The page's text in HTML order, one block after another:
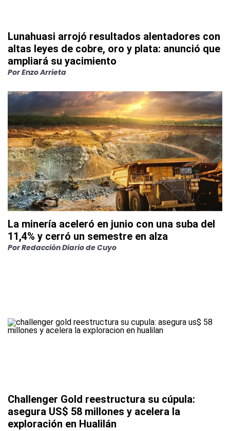
Lunahuasi arrojó resultados alentadores con
altas leyes de cobre, oro y plata: anunció que
ampliará su yacimiento
PorEnzo Arrieta
La minería aceleró en junio con una suba del
11,4% y cerró un semestre en alza
PorRedacción Diario de Cuyo
Challenger Gold reestructura su cúpula:
asegura US$ 58 millones y acelera la
exploración en Hualilán